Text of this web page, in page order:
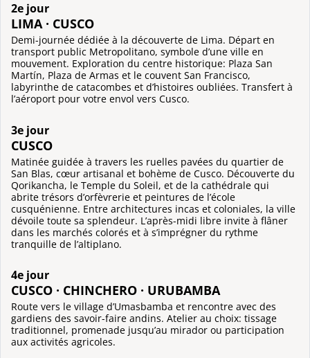
2e jour
LIMA · CUSCO
Demi-journée dédiée à la découverte de Lima. Départ en
transport public Metropolitano, symbole d’une ville en
mouvement. Exploration du centre historique: Plaza San
Martín, Plaza de Armas et le couvent San Francisco,
labyrinthe de catacombes et d’histoires oubliées. Transfert à
l’aéroport pour votre envol vers Cusco.
3e jour
CUSCO
Matinée guidée à travers les ruelles pavées du quartier de
San Blas, cœur artisanal et bohème de Cusco. Découverte du
Qorikancha, le Temple du Soleil, et de la cathédrale qui
abrite trésors d’orfèvrerie et peintures de l’école
cusquénienne. Entre architectures incas et coloniales, la ville
dévoile toute sa splendeur. L’après-midi libre invite à flâner
dans les marchés colorés et à s’imprégner du rythme
tranquille de l’altiplano.
4e jour
CUSCO · CHINCHERO · URUBAMBA
Route vers le village d’Umasbamba et rencontre avec des
gardiens des savoir-faire andins. Atelier au choix: tissage
traditionnel, promenade jusqu’au mirador ou participation
aux activités agricoles.